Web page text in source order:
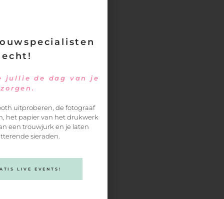
jullie de dag van je
uitproberen, de fotograaf
het papier van het drukwerk
een trouwjurk en je laten
sieraden.
LIVE EVENTS!